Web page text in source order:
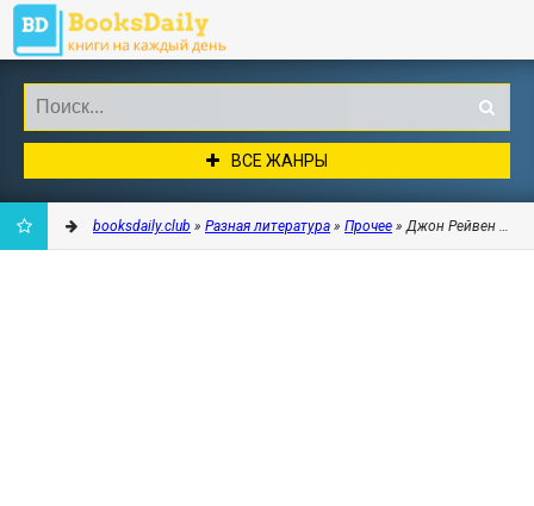
ВСЕ ЖАНРЫ
booksdaily.club » Разная литература » Прочее » Джон Рейвен -